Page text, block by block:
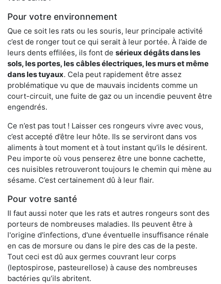
Pour votre environnement
Que ce soit les rats ou les souris, leur principale activité
c’est de ronger tout ce qui serait à leur portée. À l’aide de
leurs dents effilées, ils font de sérieux dégâts dans les
sols, les portes, les câbles électriques, les murs et même
dans les tuyaux. Cela peut rapidement être assez
problématique vu que de mauvais incidents comme un
court-circuit, une fuite de gaz ou un incendie peuvent être
engendrés.
Ce n’est pas tout ! Laisser ces rongeurs vivre avec vous,
c’est accepté d’être leur hôte. Ils se serviront dans vos
aliments à tout moment et à tout instant qu’ils le désirent.
Peu importe où vous penserez être une bonne cachette,
ces nuisibles retrouveront toujours le chemin qui mène au
sésame. C’est certainement dû à leur flair.
Pour votre santé
Il faut aussi noter que les rats et autres rongeurs sont des
porteurs de nombreuses maladies. Ils peuvent être à
l'origine d'infections, d'une éventuelle insuffisance rénale
en cas de morsure ou dans le pire des cas de la peste.
Tout ceci est dû aux germes couvrant leur corps
(leptospirose, pasteurellose) à cause des nombreuses
bactéries qu’ils abritent.